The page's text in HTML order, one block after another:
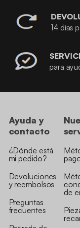
14 días
para
Ayuda y
contacto
¿Dónde está
mi pedido?
Devoluciones
y reembolsos
Preguntas
frecuentes
de